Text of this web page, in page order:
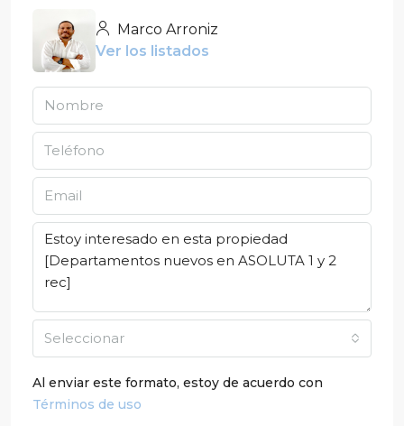
Marco Arroniz
Ver los listados
Seleccionar
Al enviar este formato, estoy de acuerdo con
Términos de uso